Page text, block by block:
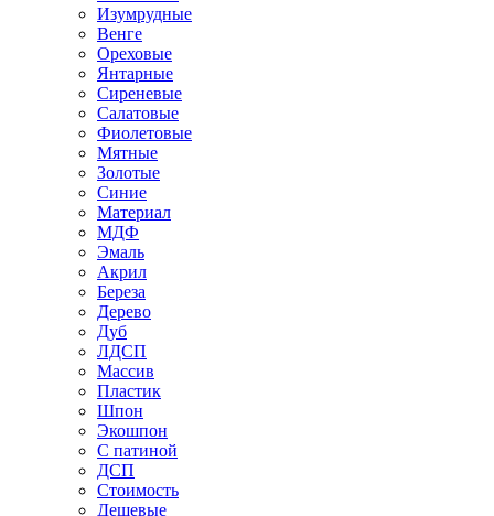
Изумрудные
Венге
Ореховые
Янтарные
Сиреневые
Салатовые
Фиолетовые
Мятные
Золотые
Синие
Материал
МДФ
Эмаль
Акрил
Береза
Дерево
Дуб
ЛДСП
Массив
Пластик
Шпон
Экошпон
С патиной
ДСП
Стоимость
Дешевые